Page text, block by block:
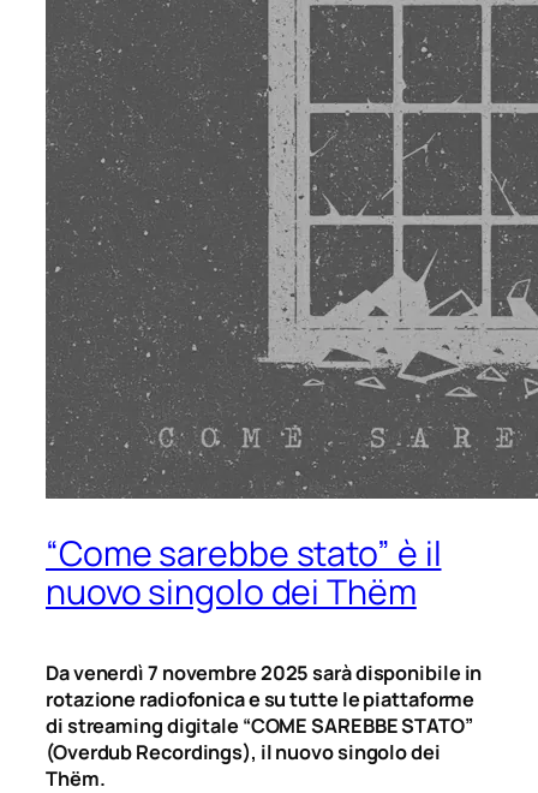
“Come sarebbe stato” è il
nuovo singolo dei Thëm
Da venerdì 7 novembre 2025 sarà disponibile in
rotazione radiofonica e su tutte le piattaforme
di streaming digitale “COME SAREBBE STATO”
(Overdub Recordings), il nuovo singolo dei
Thëm.